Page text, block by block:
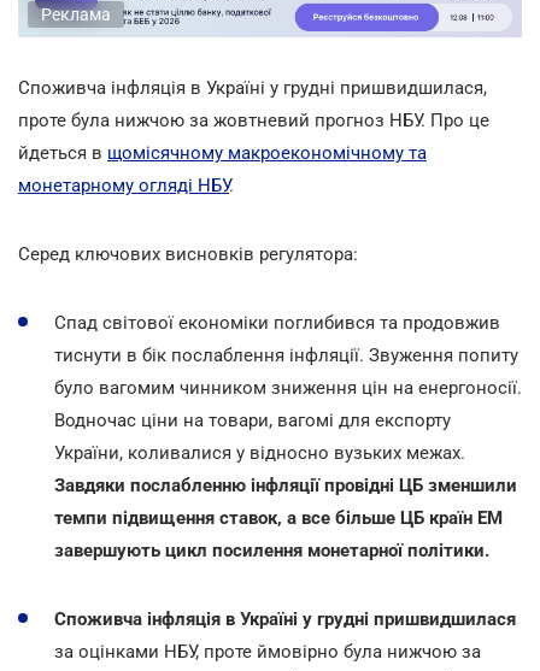
Реклама
Споживча інфляція в Україні у грудні пришвидшилася,
проте була нижчою за жовтневий прогноз НБУ. Про це
йдеться в щомісячному макроекономічному та
монетарному огляді НБУ.
Серед ключових висновків регулятора:
Спад світової економіки поглибився та продовжив
тиснути в бік послаблення інфляції. Звуження попиту
було вагомим чинником зниження цін на енергоносії.
Водночас ціни на товари, вагомі для експорту
України, коливалися у відносно вузьких межах.
Завдяки послабленню інфляції провідні ЦБ зменшили
темпи підвищення ставок, а все більше ЦБ країн ЕМ
завершують цикл посилення монетарної політики.
Споживча інфляція в Україні у грудні пришвидшилася
за оцінками НБУ, проте ймовірно була нижчою за